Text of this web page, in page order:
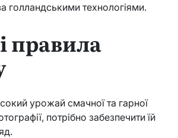
голландськими технологіями.
правила
урожай смачної та гарної
потрібно забезпечити їй